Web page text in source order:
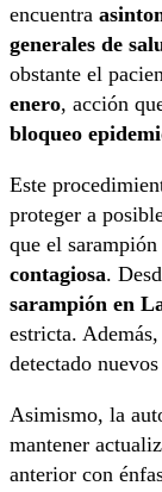
encuentra
generales de
obstante el
enero, acción
bloqueo
Este
proteger a
que el
contagiosa.
sarampión en
estricta.
detectado
Asimismo, la
mantener
anterior con